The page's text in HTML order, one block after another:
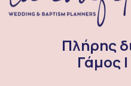
Πλήρης
Γάμος